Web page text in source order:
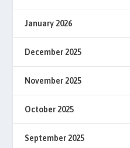
January 2026
December 2025
November 2025
October 2025
September 2025